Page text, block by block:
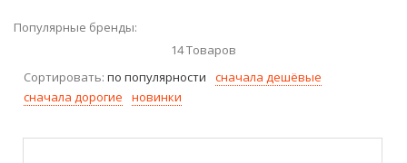
Популярные бренды:
14Товаров
Сортировать: по популярности
сначала дешёвые
сначала дорогие
новинки